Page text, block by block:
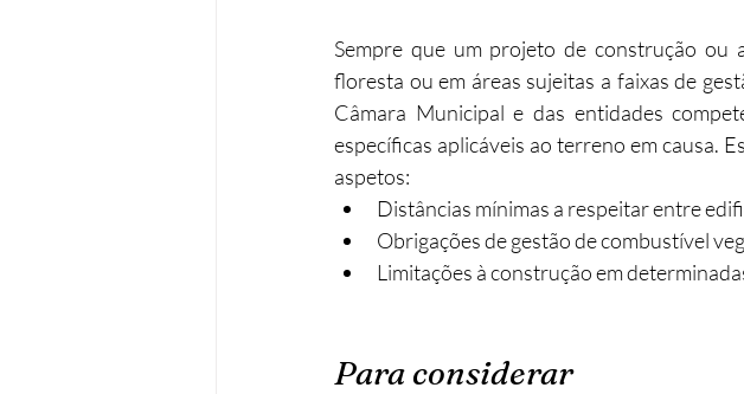
Sempre que um projeto de construção ou
floresta ou em áreas sujeitas a faixas de
Câmara Municipal e das entidades
específicas aplicáveis ao terreno em causa.
aspetos:
Distâncias mínimas a respeitar entre
Obrigações de gestão de combustível
Limitações à construção em
Para considerar